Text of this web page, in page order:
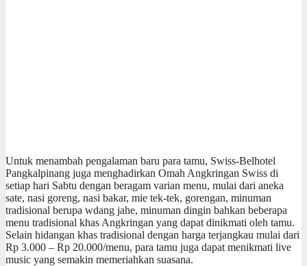
Untuk menambah pengalaman baru para tamu, Swiss-Belhotel
Pangkalpinang juga menghadirkan Omah Angkringan Swiss di
setiap hari Sabtu dengan beragam varian menu, mulai dari aneka
sate, nasi goreng, nasi bakar, mie tek-tek, gorengan, minuman
tradisional berupa wdang jahe, minuman dingin bahkan beberapa
menu tradisional khas Angkringan yang dapat dinikmati oleh tamu.
Selain hidangan khas tradisional dengan harga terjangkau mulai dari
Rp 3.000 – Rp 20.000/menu, para tamu juga dapat menikmati live
music yang semakin memeriahkan suasana.